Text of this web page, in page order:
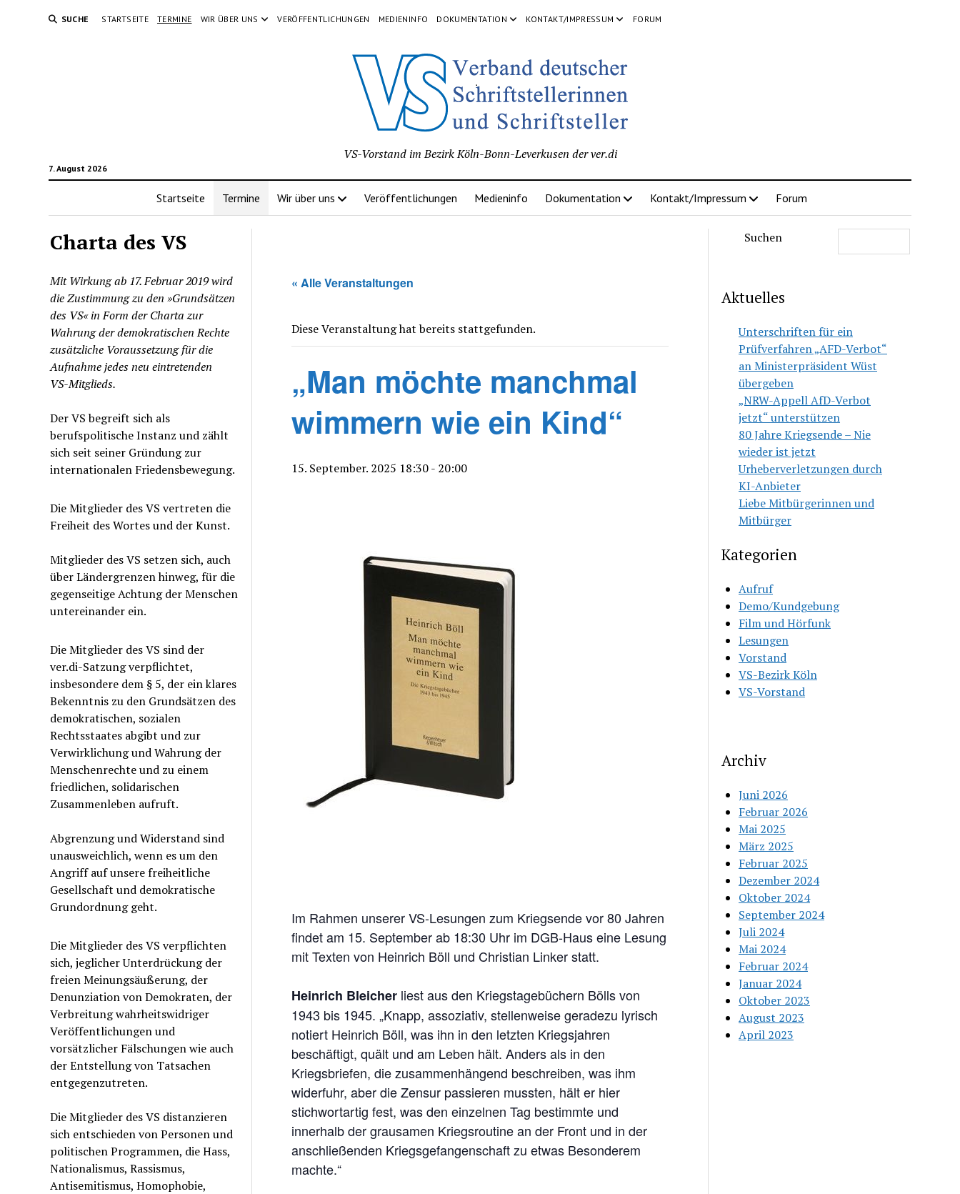
SUCHE STARTSEITE TERMINE WIR ÜBER UNS VERÖFFENTLICHUNGEN MEDIENINFO DOKUMENTATION KONTAKT/IMPRESSUM FORUM
7. August 2026
VS-Vorstand im Bezirk Köln-Bonn-Leverkusen der ver.di
Startseite Termine Wir über uns Veröffentlichungen Medieninfo Dokumentation Kontakt/Impressum Forum
Charta des VS
Mit Wirkung ab 17. Februar 2019 wird
die Zustimmung zu den »Grundsätzen
des VS« in Form der Charta zur
Wahrung der demokratischen Rechte
zusätzliche Voraussetzung für die
Aufnahme jedes neu eintretenden
VS-Mitglieds.
Der VS begreift sich als
berufspolitische Instanz und zählt
sich seit seiner Gründung zur
internationalen Friedensbewegung.
Die Mitglieder des VS vertreten die
Freiheit des Wortes und der Kunst.
Mitglieder des VS setzen sich, auch
über Ländergrenzen hinweg, für die
gegenseitige Achtung der Menschen
untereinander ein.
Die Mitglieder des VS sind der
ver.di-Satzung verpflichtet,
insbesondere dem § 5, der ein klares
Bekenntnis zu den Grundsätzen des
demokratischen, sozialen
Rechtsstaates abgibt und zur
Verwirklichung und Wahrung der
Menschenrechte und zu einem
friedlichen, solidarischen
Zusammenleben aufruft.
Abgrenzung und Widerstand sind
unausweichlich, wenn es um den
Angriff auf unsere freiheitliche
Gesellschaft und demokratische
Grundordnung geht.
Die Mitglieder des VS verpflichten
sich, jeglicher Unterdrückung der
freien Meinungsäußerung, der
Denunziation von Demokraten, der
Verbreitung wahrheitswidriger
Veröffentlichungen und
vorsätzlicher Fälschungen wie auch
der Entstellung von Tatsachen
entgegenzutreten.
Die Mitglieder des VS distanzieren
sich entschieden von Personen und
politischen Programmen, die Hass,
Nationalismus, Rassismus,
Antisemitismus, Homophobie,
« Alle Veranstaltungen
Diese Veranstaltung hat bereits stattgefunden.
„Man möchte manchmal
wimmern wie ein Kind“
15. September. 2025 18:30- 20:00
Im Rahmen unserer VS-Lesungen zum Kriegsende vor 80 Jahren
findet am 15. September ab 18:30 Uhr im DGB-Haus eine Lesung
mit Texten von Heinrich Böll und Christian Linker statt.
Heinrich Bleicherliest aus den Kriegstagebüchern Bölls von
1943 bis 1945. „Knapp, assoziativ, stellenweise geradezu lyrisch
notiert Heinrich Böll, was ihn in den letzten Kriegsjahren
beschäftigt, quält und am Leben hält. Anders als in den
Kriegsbriefen, die zusammenhängend beschreiben, was ihm
widerfuhr, aber die Zensur passieren mussten, hält er hier
stichwortartig fest, was den einzelnen Tag bestimmte und
innerhalb der grausamen Kriegsroutine an der Front und in der
anschließenden Kriegsgefangenschaft zu etwas Besonderem
machte.“
Suchen
Aktuelles
Unterschriften für ein
Prüfverfahren „AFD-Verbot“
an Ministerpräsident Wüst
übergeben
„NRW-Appell AfD-Verbot
jetzt“ unterstützen
80 Jahre Kriegsende – Nie
wieder ist jetzt
Urheberverletzungen durch
KI-Anbieter
Liebe Mitbürgerinnen und
Mitbürger
Kategorien
Aufruf
Demo/Kundgebung
Film und Hörfunk
Lesungen
Vorstand
VS-Bezirk Köln
VS-Vorstand
Archiv
Juni 2026
Februar 2026
Mai 2025
März 2025
Februar 2025
Dezember 2024
Oktober 2024
September 2024
Juli 2024
Mai 2024
Februar 2024
Januar 2024
Oktober 2023
August 2023
April 2023